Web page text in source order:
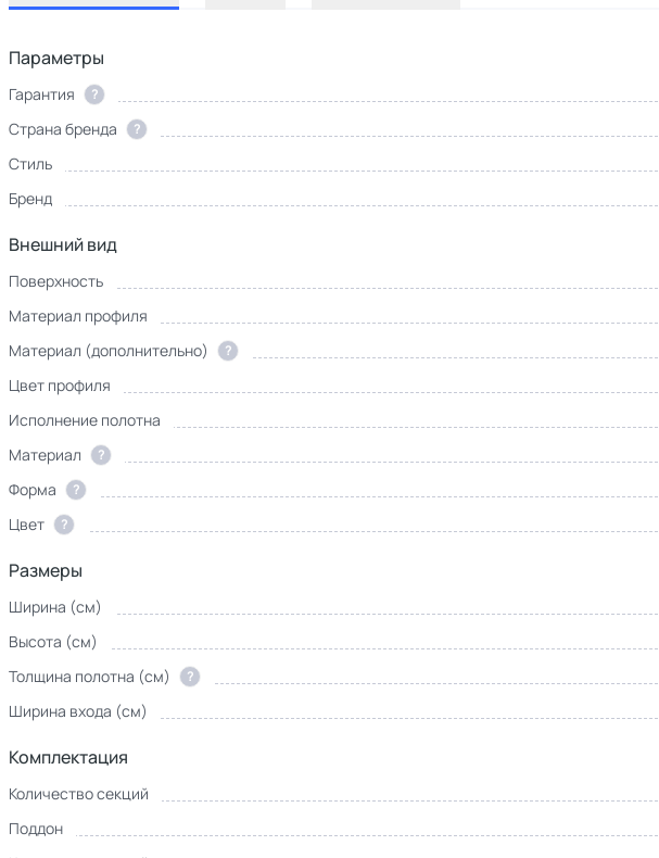
Параметры
Гарантия ?
Страна бренда
?
Стиль
Бренд
Внешний вид
Поверхность
Материал профиля
Материал (дополнительно)
?
Цвет профиля
Исполнение полотна
Материал
?
Форма
?
Цвет
?
Размеры
Ширина (см)
Высота (см)
Толщина полотна (см)
?
Ширина входа (см)
Комплектация
Количество секций
Поддон